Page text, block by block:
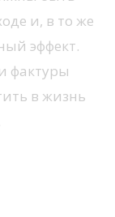
и, в то же
эффект.
фактуры
в жизнь